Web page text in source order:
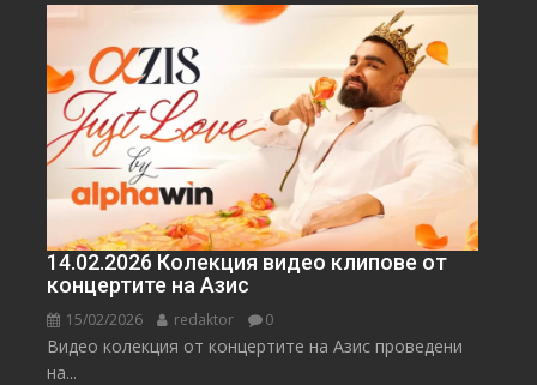
14.02.2026 Колекция видео клипове от
концертите на Азис
15/02/2026 redaktor 0
Видео колекция от концертите на Азис проведени
на...